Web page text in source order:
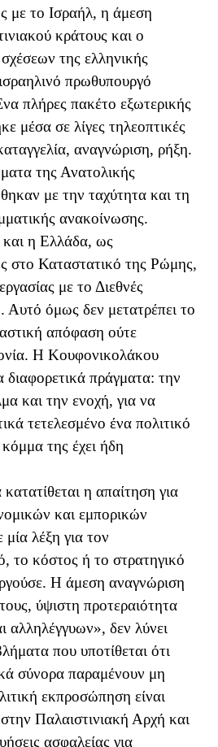
με το Ισραήλ, η άμεση
κράτους και ο
της ελληνικής
πρωθυπουργό
πλήρες πακέτο εξωτερικής
μέσα σε λίγες τηλεοπτικές
αναγνώριση, ρήξη.
της Ανατολικής
με την ταχύτητα και τη
ανακοίνωσης.
και η Ελλάδα, ως
στο Καταστατικό της Ρώμης,
με το Διεθνές
Αυτό όμως δεν μετατρέπει το
απόφαση ούτε
Η Κουφονικολάκου
διαφορετικά πράγματα: την
και την ενοχή, για να
τετελεσμένο ένα πολιτικό
της έχει ήδη
η απαίτηση για
και εμπορικών
λέξη για τον
το κόστος ή το στρατηγικό
Η άμεση αναγνώριση
ύψιστη προτεραιότητα
δεν λύνει
που υποτίθεται ότι
σύνορα παραμένουν μη
εκπροσώπηση είναι
Παλαιστινιακή Αρχή και
ασφαλείας για